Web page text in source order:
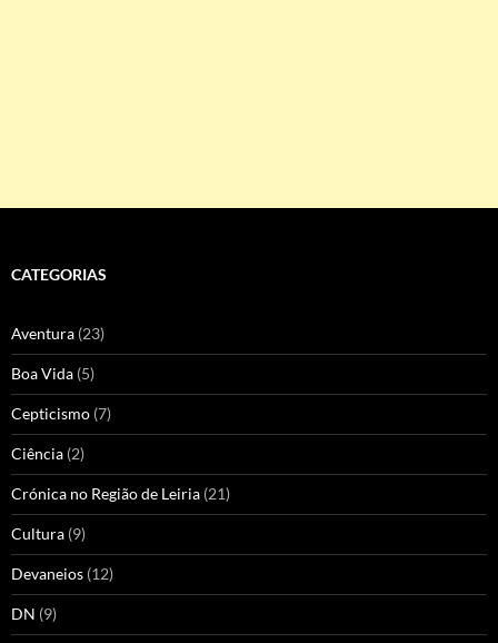
CATEGORIAS
Aventura (23)
Boa Vida (5)
Cepticismo (7)
Ciência (2)
Crónica no Região de Leiria (21)
Cultura (9)
Devaneios (12)
DN (9)